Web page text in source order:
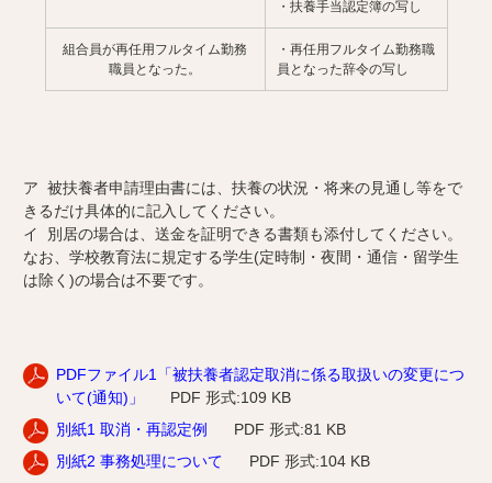
・扶養手当認定簿の写し
組合員が再任用フルタイム勤務
職員となった。
・再任用フルタイム勤務職
員となった辞令の写し
ア 被扶養者申請理由書には、扶養の状況・将来の見通し等をで
きるだけ具体的に記入してください。
イ 別居の場合は、送金を証明できる書類も添付してください。
なお、学校教育法に規定する学生(定時制・夜間・通信・留学生
は除く)の場合は不要です。
PDFファイル1「被扶養者認定取消に係る取扱いの変更につ
いて(通知)」
PDF 形式:109 KB
別紙1 取消・再認定例
PDF 形式:81 KB
別紙2 事務処理について
PDF 形式:104 KB